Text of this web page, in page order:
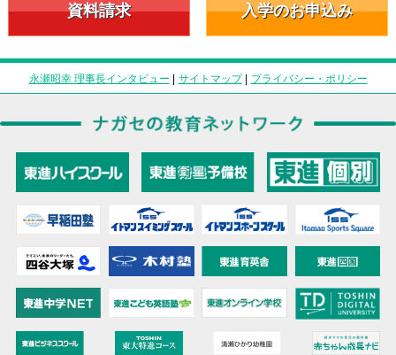
資料請求 入学のお申込み
永瀬昭幸 理事長インタビュー | サイトマップ| プライバシー・ポリシー